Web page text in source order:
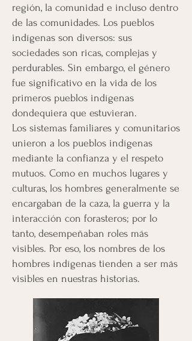
región, la comunidad e incluso dentro
de las comunidades. Los pueblos
indígenas son diversos: sus
sociedades son ricas, complejas y
perdurables. Sin embargo, el género
fue significativo en la vida de los
primeros pueblos indígenas
dondequiera que estuvieran.
Los sistemas familiares y comunitarios
unieron a los pueblos indígenas
mediante la confianza y el respeto
mutuos. Como en muchos lugares y
culturas, los hombres generalmente se
encargaban de la caza, la guerra y la
interacción con forasteros; por lo
tanto, desempeñaban roles más
visibles. Por eso, los nombres de los
hombres indígenas tienden a ser más
visibles en nuestras historias.